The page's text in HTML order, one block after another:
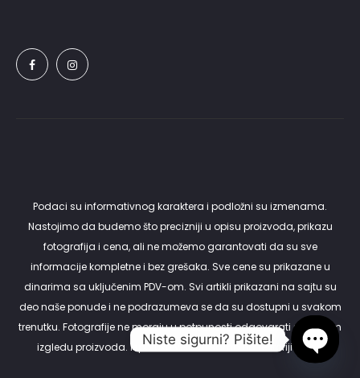
Podaci su informativnog karaktera i podložni su izmenama.
Nastojimo da budemo što precizniji u opisu proizvoda, prikazu
fotografija i cena, ali ne možemo garantovati da su sve
informacije kompletne i bez grešaka. Sve cene su prikazane u
dinarima sa uključenim PDV-om. Svi artikli prikazani na sajtu su
deo naše ponude i ne podrazumeva se da su dostupni u svakom
trenutku. Fotografije ne moraju u potpunosti odgovarati stvarnom
izgledu proizvoda. Isporuku vršimo samo na teritoriji Srbije.
Niste sigurni? Pišite!